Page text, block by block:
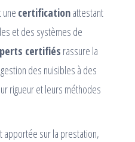
certificationattestant
et des systèmes de
certifiés rassure la
des nuisibles à des
rigueur et leurs méthodes
apportée sur la prestation,